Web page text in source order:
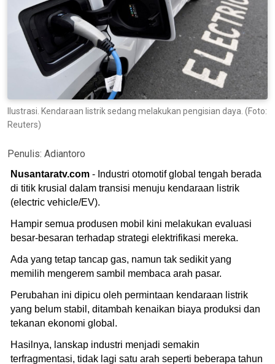
Ilustrasi. Kendaraan listrik sedang melakukan pengisian daya. (Foto:
Reuters)
Penulis: Adiantoro
Nusantaratv.com - Industri otomotif global tengah berada
di titik krusial dalam transisi menuju kendaraan listrik
(electric vehicle/EV).
Hampir semua produsen mobil kini melakukan evaluasi
besar-besaran terhadap strategi elektrifikasi mereka.
Ada yang tetap tancap gas, namun tak sedikit yang
memilih mengerem sambil membaca arah pasar.
Perubahan ini dipicu oleh permintaan kendaraan listrik
yang belum stabil, ditambah kenaikan biaya produksi dan
tekanan ekonomi global.
Hasilnya, lanskap industri menjadi semakin
terfragmentasi, tidak lagi satu arah seperti beberapa tahun